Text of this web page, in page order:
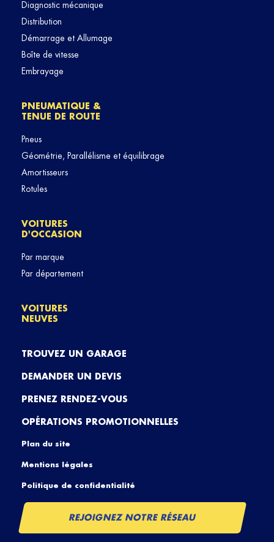
Diagnostic mécanique
Distribution
Démarrage et Allumage
Boîte de vitesse
Embrayage
PNEUMATIQUE &
TENUE DE ROUTE
Pneus
Géométrie, Parallélisme et équilibrage
Amortisseurs
Rotules
VOITURES
D'OCCASION
Par marque
Par département
VOITURES
NEUVES
TROUVEZ UN GARAGE
DEMANDER UN DEVIS
PRENEZ RENDEZ-VOUS
OPÉRATIONS PROMOTIONNELLES
Plan du site
Mentions légales
Politique de confidentialité
REJOIGNEZ NOTRE RÉSEAU